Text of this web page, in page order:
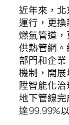
近年來，
運行，更換
燃氣管道
供熱管網
部門和企
機制，開
陞智能化
地下管線
達99.99%